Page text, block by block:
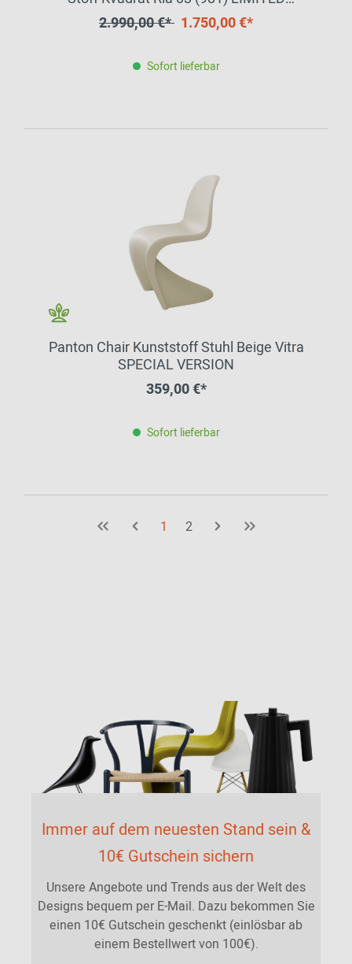
EDITION AUSSTELLUNGSSTÜCK
2.990,00 €* 1.750,00 €*
Sofort lieferbar
Panton Chair Kunststoff Stuhl Beige Vitra
SPECIAL VERSION
359,00 €*
Sofort lieferbar
1 2
Immer auf dem neuesten Stand sein &
10€ Gutschein sichern
Unsere Angebote und Trends aus der Welt des
Designs bequem per E-Mail. Dazu bekommen Sie
einen 10€ Gutschein geschenkt (einlösbar ab
einem Bestellwert von 100€).